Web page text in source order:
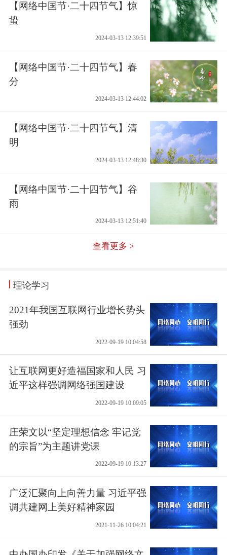
【网络中国节·二十四节气】惊
蛰
2024-03-13 12:39:51
【网络中国节·二十四节气】春
分
2024-03-13 12:44:02
【网络中国节·二十四节气】清
明
2024-03-13 12:48:30
【网络中国节·二十四节气】谷
雨
2024-03-13 12:51:40
查看更多 >
理论学习
2021年我国互联网行业增长势头
强劲
2022-09-19 10:04:58
让互联网更好造福国家和人民 习
近平这样强调网络强国建设
2022-09-19 10:09:05
庄荣文以“坚定理想信念 牢记党
的宗旨”为主题讲党课
2022-09-19 10:13:27
广泛汇聚向上向善力量 习近平强
调共建网上美好精神家园
2021-11-26 10:04:21